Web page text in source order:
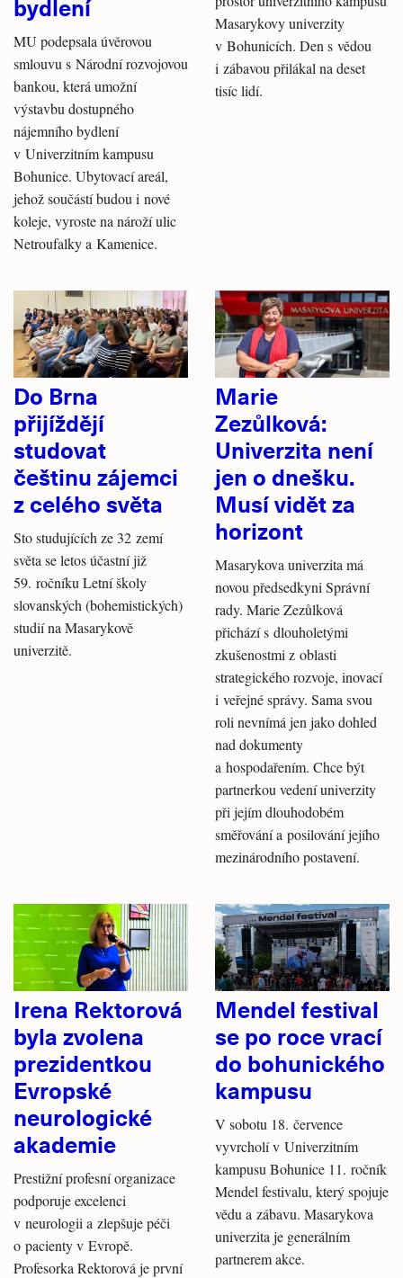
bydlení
MU podepsala úvěrovou
smlouvu s Národní rozvojovou
bankou, která umožní
výstavbu dostupného
nájemního bydlení
v Univerzitním kampusu
Bohunice. Ubytovací areál,
jehož součástí budou i nové
koleje, vyroste na nároží ulic
Netroufalky a Kamenice.
Masarykovy univerzity
v Bohunicích. Den s vědou
i zábavou přilákal na deset
tisíc lidí.
Do Brna
přijíždějí
studovat
češtinu zájemci
z celého světa
Sto studujících ze 32 zemí
světa se letos účastní již
59. ročníku Letní školy
slovanských (bohemistických)
studií na Masarykově
univerzitě.
Marie
Zezůlková:
Univerzita není
jen o dnešku.
Musí vidět za
horizont
Masarykova univerzita má
novou předsedkyni Správní
rady. Marie Zezůlková
přichází s dlouholetými
zkušenostmi z oblasti
strategického rozvoje, inovací
i veřejné správy. Sama svou
roli nevnímá jen jako dohled
nad dokumenty
a hospodařením. Chce být
partnerkou vedení univerzity
při jejím dlouhodobém
směřování a posilování jejího
mezinárodního postavení.
Irena Rektorová
byla zvolena
prezidentkou
Evropské
neurologické
akademie
Prestižní profesní organizace
podporuje excelenci
v neurologii a zlepšuje péči
o pacienty v Evropě.
Profesorka Rektorová je první
Mendel festival
se po roce vrací
do bohunického
kampusu
V sobotu 18. července
vyvrcholí v Univerzitním
kampusu Bohunice 11. ročník
Mendel festivalu, který spojuje
vědu a zábavu. Masarykova
univerzita je generálním
partnerem akce.